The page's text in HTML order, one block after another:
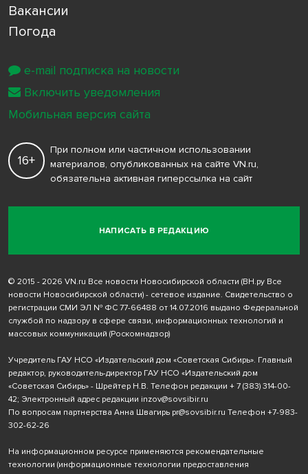
Вакансии
Погода
НАПИСАТЬ В РЕДАКЦИЮ
16+
При полном или частичном использовании
материалов, опубликованных на сайте VN.ru,
обязательна активная гиперссылка на сайт
© 2015 - 2026 VN.ru Все новости Новосибирской области (ВН.ру Все
новости Новосибирской области) - сетевое издание. Свидетельство о
регистрации СМИ ЭЛ № ФС 77-66488 от 14.07.2016 выдано Федеральной
службой по надзору в сфере связи, информационных технологий и
массовых коммуникаций (Роскомнадзор)
Учредитель ГАУ НСО «Издательский дом «Советская Сибирь». Главный
редактор, руководитель-директор ГАУ НСО «Издательский дом
«Советская Сибирь» - Шрейтер Н.В. Телефон редакции + 7 (383) 314-00-
42; Электронный адрес редакции inzov@sovsibir.ru
По вопросам партнерства Анна Швагирь pr@sovsibir.ru Телефон +7-983-
302-62-26
На информационном ресурсе применяются рекомендательные
технологии (информационные технологии предоставления
e-mail подписка на новости
Включить уведомления
Мобильная версия сайта